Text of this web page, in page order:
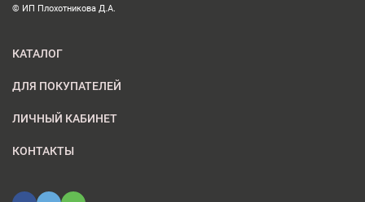
© ИП Плохотникова Д.А.
КАТАЛОГ
ДЛЯ ПОКУПАТЕЛЕЙ
ЛИЧНЫЙ КАБИНЕТ
КОНТАКТЫ